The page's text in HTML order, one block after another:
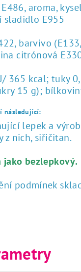
aroma,
sladidlo E955
barvivo
citrónová
365 kcal; tuky
15 g);
následující:
lepek a
z nich, siřičitan.
jako bezlepkový.
podmínek